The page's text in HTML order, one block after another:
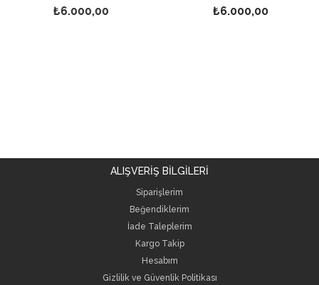
₺6.000,00 ₺6.000,00
ALIŞVERİŞ BİLGİLERİ
Siparişlerim
Beğendiklerim
İade Taleplerim
Kargo Takip
Hesabım
Gizlilik ve Güvenlik Politikası